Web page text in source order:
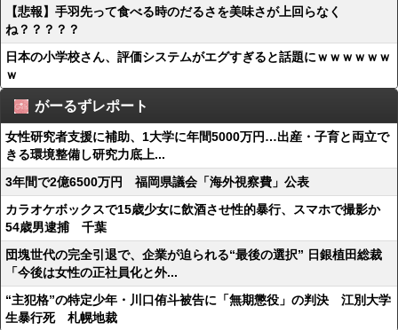
【悲報】手羽先って食べる時のだるさを美味さが上回らなく
ね？？？？？
日本の小学校さん、評価システムがエグすぎると話題にｗｗｗｗｗｗ
ｗ
がーるずレポート
女性研究者支援に補助、1大学に年間5000万円…出産・子育と両立で
きる環境整備し研究力底上...
3年間で2億6500万円 福岡県議会「海外視察費」公表
カラオケボックスで15歳少女に飲酒させ性的暴行、スマホで撮影か
54歳男逮捕 千葉
団塊世代の完全引退で、企業が迫られる“最後の選択” 日銀植田総裁
「今後は女性の正社員化と外...
“主犯格”の特定少年・川口侑斗被告に「無期懲役」の判決 江別大学
生暴行死 札幌地裁